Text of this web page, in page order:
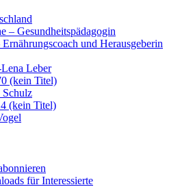
– Gesundheitspädagogin
Ernährungscoach und Herausgeberin
Leber
(kein Titel)
(kein Titel)
für Interessierte